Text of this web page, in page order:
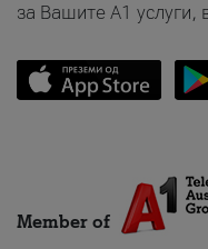
за Вашите A1 услуги,
Member of